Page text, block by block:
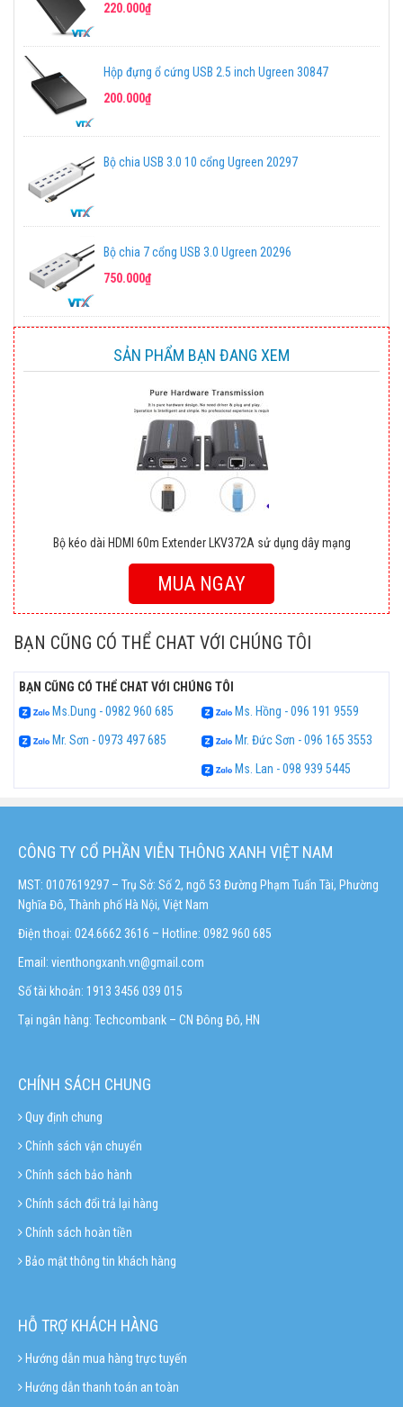
220.000₫
Hộp đựng ổ cứng USB 2.5 inch Ugreen 30847
200.000₫
Bộ chia USB 3.0 10 cổng Ugreen 20297
Bộ chia 7 cổng USB 3.0 Ugreen 20296
750.000₫
SẢN PHẨM BẠN ĐANG XEM
Bộ kéo dài HDMI 60m Extender LKV372A sử dụng dây mạng
MUA NGAY
BẠN CŨNG CÓ THỂ CHAT VỚI CHÚNG TÔI
BẠN CŨNG CÓ THỂ CHAT VỚI CHÚNG TÔI
Ms.Dung - 0982 960 685
Ms. Hồng - 096 191 9559
Mr. Sơn - 0973 497 685
Mr. Đức Sơn - 096 165 3553
Ms. Lan - 098 939 5445
CÔNG TY CỔ PHẦN VIỄN THÔNG XANH VIỆT NAM
MST: 0107619297 – Trụ Sở: Số 2, ngõ 53 Đường Phạm Tuấn Tài, Phường
Nghĩa Đô, Thành phố Hà Nội, Việt Nam
Điện thoại: 024.6662 3616 – Hotline: 0982 960 685
Email: vienthongxanh.vn@gmail.com
Số tài khoản: 1913 3456 039 015
Tại ngân hàng: Techcombank – CN Đông Đô, HN
CHÍNH SÁCH CHUNG
Quy định chung
Chính sách vận chuyển
Chính sách bảo hành
Chính sách đổi trả lại hàng
Chính sách hoàn tiền
Bảo mật thông tin khách hàng
HỖ TRỢ KHÁCH HÀNG
Hướng dẫn mua hàng trực tuyến
Hướng dẫn thanh toán an toàn